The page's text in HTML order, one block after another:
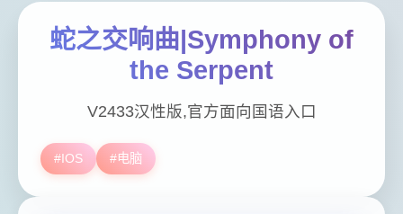
蛇之交响曲|Symphony of
the Serpent
V2433汉性版,官方面向国语入口
#IOS #电脑